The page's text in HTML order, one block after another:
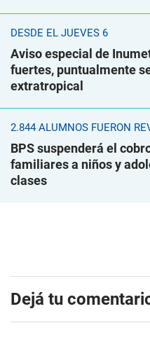
DESDE EL JUEVES 6
Aviso especial de
fuertes, puntualmente
extratropical
2.844 ALUMNOS FUERON
BPS suspenderá el
familiares a niños y
clases
Dejá tu